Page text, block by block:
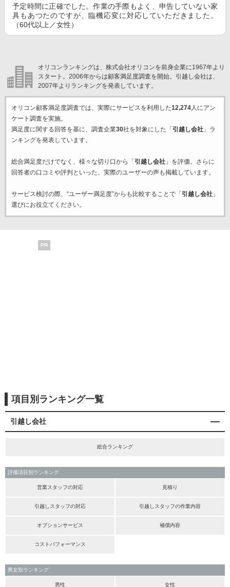
予定時間に正確でした。作業の手際もよく、申告していない家
具もあつたのですが、臨機応変に対応していただきました。
（60代以上／女性）
オリコンランキングは、株式会社オリコンを前身企業に1967年より
スタート。2006年からは顧客満足度調査を開始。引越し会社は、
2007年よりランキングを発表しています。
オリコン顧客満足度調査では、実際にサービスを利用した12,274人にアン
ケート調査を実施。
満足度に関する回答を基に、調査企業30社を対象にした「 引越し会社」ラ
ンキングを発表しています。
総合満足度だけでなく、様々な切り口から「 引越し会社」を評価。さらに
回答者の口コミや評判といった、実際のユーザーの声も掲載しています。
サービス検討の際、“ユーザー満足度”からも比較することで「 引越し会社」
選びにお役立てください。
PR
項目別ランキング一覧
引越し会社
総合ランキング
評価項目別ランキング
営業スタッフの対応 見積り
引越しスタッフの対応 引越しスタッフの作業内容
オプションサービス 補償内容
コストパフォーマンス
男女別ランキング
男性 女性